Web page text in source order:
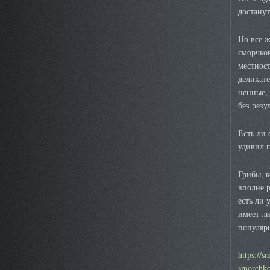
Но все
ценные,
без
Есть ли
удивил
Грибы,
вполне
есть ли
имеет
https://